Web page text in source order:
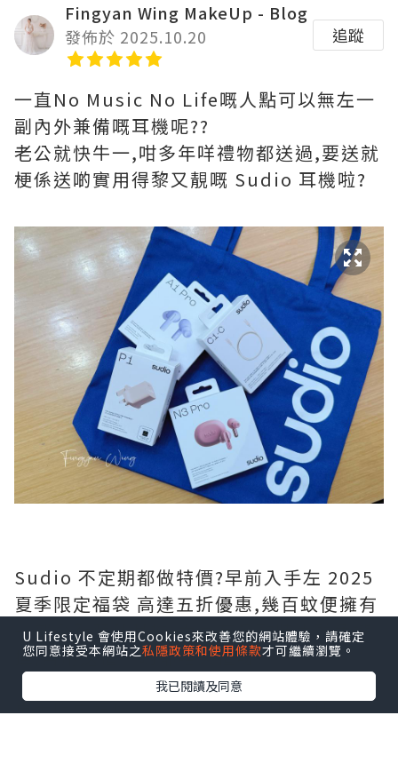
Fingyan Wing MakeUp - Blog
發佈於 2025.10.20
追蹤
一直No Music No Life嘅人點可以無左一
副內外兼備嘅耳機呢??
老公就快牛一,咁多年咩禮物都送過,要送就
梗係送啲實用得黎又靚嘅 Sudio 耳機啦?
Sudio 不定期都做特價?️早前入手左 2025
夏季限定福袋 高達五折優惠,幾百蚊便擁有
一部全新藍牙耳機,而且有多款時尚顏色選
擇,自用送禮一啲都唔失禮呀?
夏季限定福袋?️ 包含共 5 項商品,包括:
U Lifestyle 會使用Cookies來改善您的網站體驗，請確定
您同意接受本網站之私隱政策和使用條款才可繼續瀏覽。
我已閱讀及同意